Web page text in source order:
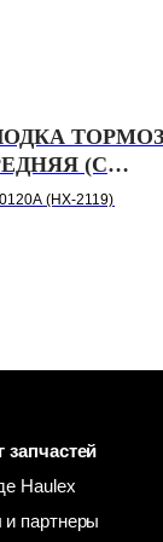
(С
В
(HX-2119)
партнеры
Haulex
запчастей